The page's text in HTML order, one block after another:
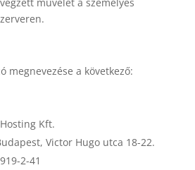
megnevezése a következő:
Kft.
Victor Hugo utca 18-22.
2-41